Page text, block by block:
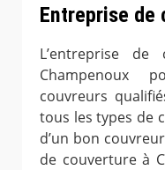
Entreprise de
L’entreprise
Champenoux
couvreurs
tous les types de
d’un bon
de couverture à